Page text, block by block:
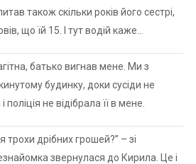
також скільки років його сестрі,
що їй 15. І тут водій каже…
батько вигнав мене. Ми з
будинку, доки сусіди не
не відібрала її в мене.
трохи дрібних грошей?” – зі
звернулася до Кирила. Це і